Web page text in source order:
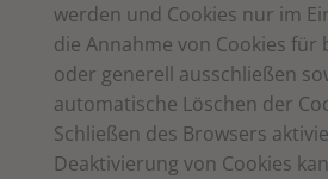
werden und Cookies nur im
die Annahme von Cookies für
oder generell ausschließen
automatische Löschen der
Schließen des Browsers
Deaktivierung von Cookies